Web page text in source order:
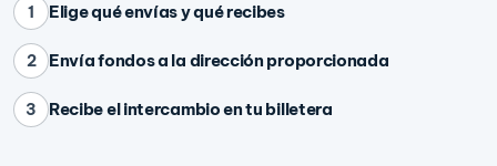
1 Elige qué envías y qué recibes
2 Envía fondos a la dirección proporcionada
3 Recibe el intercambio en tu billetera